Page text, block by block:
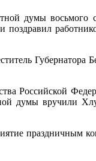
думы
поздравил
Губернатора
Российской
думы вручили
праздничным